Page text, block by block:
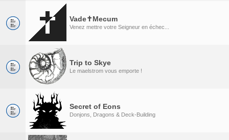
Vade✝Mecum
Venez mettre votre Seigneur en échec...
Trip to Skye
Le maelstrom vous emporte !
Secret of Eons
Donjons, Dragons & Deck-Building